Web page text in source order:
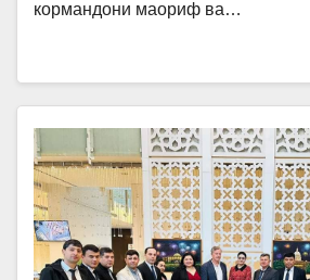
кормандони маориф ва…